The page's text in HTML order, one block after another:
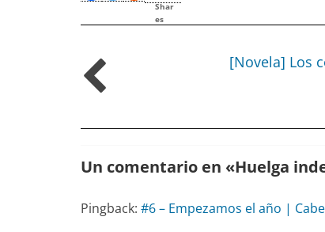
Shar
es
[Novela] Los
Un comentario en «Huelga
Pingback: #6 – Empezamos el año |